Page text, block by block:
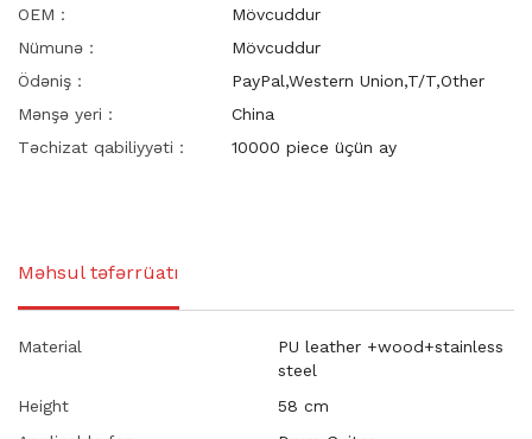
OEM：
Mövcuddur
Nümunə：
Mövcuddur
Ödəniş：
PayPal,Western Union,T/T,Other
Mənşə yeri：
China
Təchizat qabiliyyəti：
10000 piece üçün ay
Məhsul təfərrüatı
Material
PU leather +wood+stainless
steel
Height
58 cm